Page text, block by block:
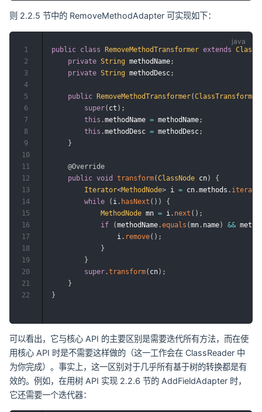
则 2.2.5 节中的 RemoveMethodAdapter 可实现如下：
public class RemoveMethodTransformer extends
private String methodName ;
private String methodDesc ;
public RemoveMethodTransformer(ClassTransformer
super( ct ) ;
this .methodName = methodName ;
this .methodDesc = methodDesc ;
}
@Override
public void transform(ClassNode cn)
{
Iterator<MethodNode> i = cn .methods .
while
( i . hasNext ( ) )
{
MethodNode mn = i . next ( ) ;
if
(methodName .equals (mn . name) &&
                i
. remove( ) ;
}
}
super .transform( cn) ;
}
}
1
2
3
4
5
6
7
8
9
10
11
12
13
14
15
16
17
18
19
20
21
22
可以看出，它与核心 API 的主要区别是需要迭代所有方法，而在使
用核心 API 时是不需要这样做的（这一工作会在 ClassReader 中
为你完成）。事实上，这一区别对于几乎所有基于树的转换都是有
效的。例如，在用树 API 实现 2.2.6 节的 AddFieldAdapter 时，
它还需要一个迭代器：